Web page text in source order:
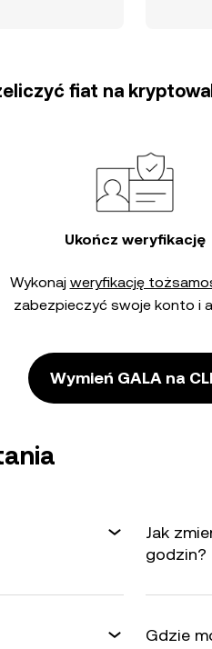
fiat na
Ukończ weryfikację
Wykonaj weryfikację
zabezpieczyć swoje konto i
Wymień GALA na
Jak
godzin?
Gdzie